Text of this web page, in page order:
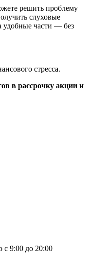
решить проблему
слуховые
удобные части — без
стресса.
в рассрочку акции и
с 9:00 до 20:00